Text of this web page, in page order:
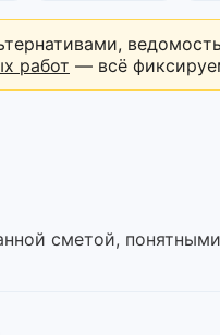
работ — всё
сметой,